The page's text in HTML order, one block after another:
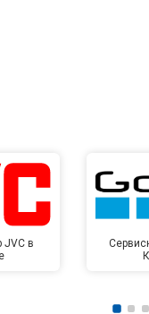
JVC в